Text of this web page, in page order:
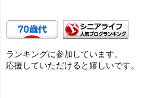
ランキングに参加しています。
応援していただけると嬉しいです。